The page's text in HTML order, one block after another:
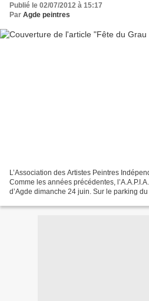
Publié le 02/07/2012 à 15:17
Par Agde peintres
L’Association des Artistes Peintres
Comme les années précédentes,
d’Agde dimanche 24 juin. Sur le parking